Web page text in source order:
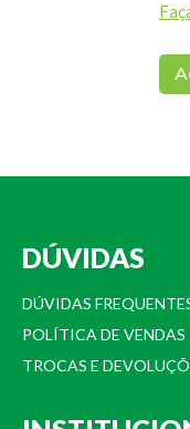
DÚVIDAS
DÚVIDAS
POLÍTICA DE VENDAS
TROCAS E